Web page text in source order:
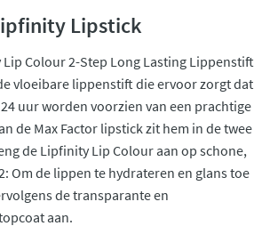
Lipstick
Lip Colour 2-Step Long Lasting Lippenstift
vloeibare lippenstift die ervoor zorgt dat
uur worden voorzien van een prachtige
de Max Factor lipstick zit hem in de twee
de Lipfinity Lip Colour aan op schone,
Om de lippen te hydrateren en glans toe
de transparante en
aan.